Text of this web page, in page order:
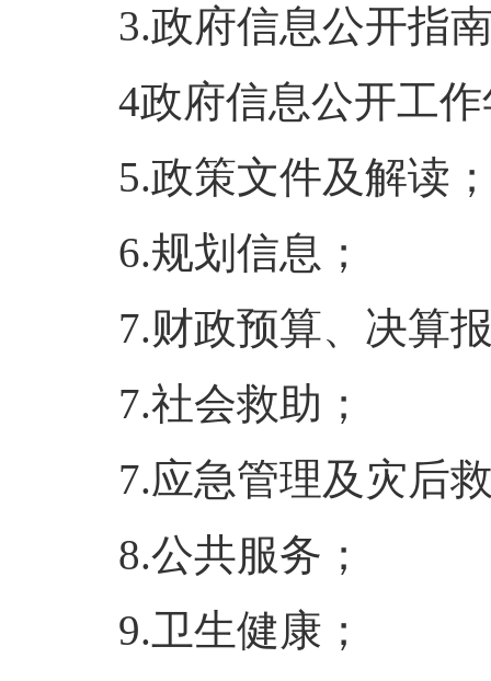
3.政府信息公开指
4政府信息公开工
5.政策文件及解读
6.规划信息；
7.财政预算、决算
7.社会救助；
7.应急管理及灾后
8.公共服务；
9.卫生健康；